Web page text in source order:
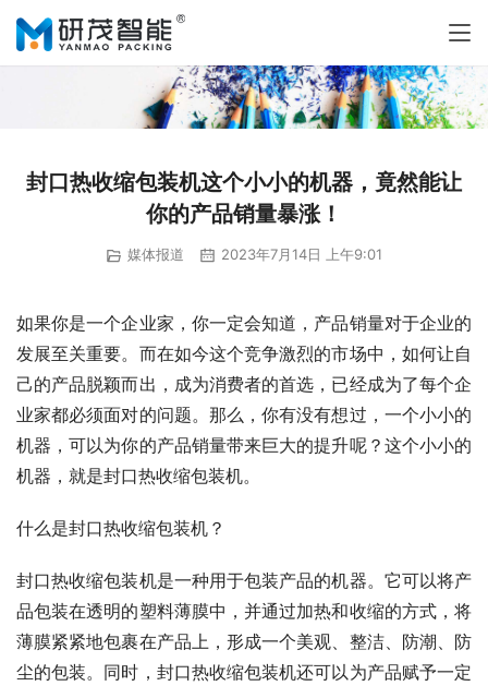
封口热收缩包装机这个小小的机器，竟然能让
你的产品销量暴涨！
媒体报道 2023年7月14日 上午9:01
如果你是一个企业家，你一定会知道，产品销量对于企业的
发展至关重要。而在如今这个竞争激烈的市场中，如何让自
己的产品脱颖而出，成为消费者的首选，已经成为了每个企
业家都必须面对的问题。那么，你有没有想过，一个小小的
机器，可以为你的产品销量带来巨大的提升呢？这个小小的
机器，就是封口热收缩包装机。
什么是封口热收缩包装机？
封口热收缩包装机是一种用于包装产品的机器。它可以将产
品包装在透明的塑料薄膜中，并通过加热和收缩的方式，将
薄膜紧紧地包裹在产品上，形成一个美观、整洁、防潮、防
尘的包装。同时，封口热收缩包装机还可以为产品赋予一定